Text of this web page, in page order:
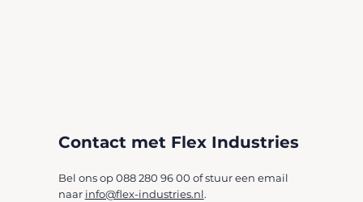
Contact met Flex Industries
Bel ons op 088 280 96 00 of stuur een email
naar info@flex-industries.nl.